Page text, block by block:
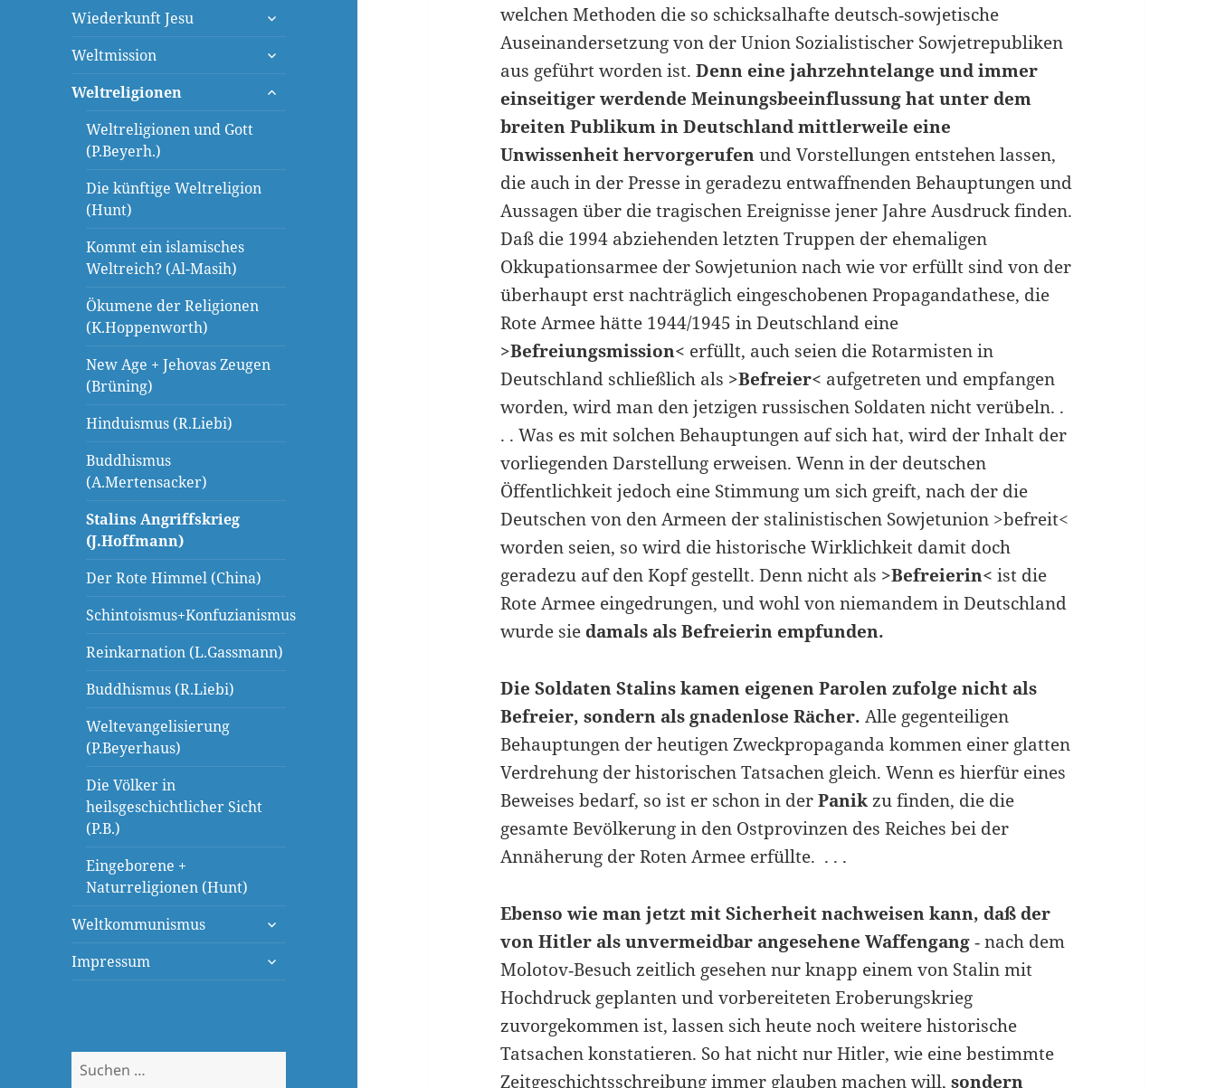
Wiederkunft Jesu
untermenü
Weltmission
untermenü
Weltreligionen
untermenü
Weltreligionen und Gott
(P.Beyerh.)
Die künftige Weltreligion
(Hunt)
Kommt ein islamisches
Weltreich? (Al-Masih)
Ökumene der Religionen
(K.Hoppenworth)
New Age + Jehovas Zeugen
(Brüning)
Hinduismus (R.Liebi)
Buddhismus
(A.Mertensacker)
Stalins Angriffskrieg
(J.Hoffmann)
Der Rote Himmel (China)
Schintoismus+Konfuzianismus
Reinkarnation (L.Gassmann)
Buddhismus (R.Liebi)
Weltevangelisierung
(P.Beyerhaus)
Die Völker in
heilsgeschichtlicher Sicht
(P.B.)
Eingeborene +
Naturreligionen (Hunt)
Weltkommunismus
untermenü
Impressum
untermenü
Suchen
nach:
welchen Methoden die so schicksalhafte deutsch‑sowjetische
Auseinandersetzung von der Union Sozialistischer Sowjetrepubliken
aus geführt worden ist.Denn eine jahrzehntelange und immer
einseitiger werdende Meinungsbeeinflussung hat unter dem
breiten Publikum in Deutschland mittlerweile eine
Unwissenheit hervorgerufenund Vorstellungen entstehen lassen,
die auch in der Presse in geradezu entwaffnenden Behauptungen und
Aussagen über die tragischen Ereignisse jener Jahre Ausdruck finden.
Daß die 1994 abziehenden letzten Truppen der ehemaligen
Okkupationsarmee der Sowjetunion nach wie vor erfüllt sind von der
überhaupt erst nachträglich eingeschobenen Propagandathese, die
Rote Armee hätte 1944/1945 in Deutschland eine
>Befreiungsmission< erfüllt, auch seien die Rotarmisten in
Deutschland schließlich als >Befreier< aufgetreten und empfangen
worden, wird man den jetzigen russischen Soldaten nicht verübeln. .
. . Was es mit solchen Behauptungen auf sich hat, wird der Inhalt der
vorliegenden Darstellung erweisen. Wenn in der deutschen
Öffentlichkeit jedoch eine Stimmung um sich greift, nach der die
Deutschen von den Armeen der stalinistischen Sowjetunion >befreit<
worden seien, so wird die historische Wirklichkeit damit doch
geradezu auf den Kopf gestellt. Denn nicht als >Befreierin< ist die
Rote Armee eingedrungen, und wohl von niemandem in Deutschland
wurde sie damals als Befreierin empfunden.
Die Soldaten Stalins kamen eigenen Parolen zufolge nicht als
Befreier, sondern als gnadenlose Rächer. Alle gegenteiligen
Behauptungen der heutigen Zweckpropaganda kommen einer glatten
Verdrehung der historischen Tatsachen gleich. Wenn es hierfür eines
Beweises bedarf, so ist er schon in derPanikzu finden, die die
gesamte Bevölkerung in den Ostprovinzen des Reiches bei der
Annäherung der Roten Armee erfüllte. . . .
Ebenso wie man jetzt mit Sicherheit nachweisen kann, daß der
von Hitler als unvermeidbar angesehene Waffengang‑ nach dem
Molotov‑Besuch zeitlich gesehen nur knapp einem von Stalin mit
Hochdruck geplanten und vorbereiteten Eroberungskrieg
zuvorgekommen ist, lassen sich heute noch weitere historische
Tatsachen konstatieren. So hat nicht nur Hitler, wie eine bestimmte
Zeitgeschichtsschreibung immer glauben machen will,sondern